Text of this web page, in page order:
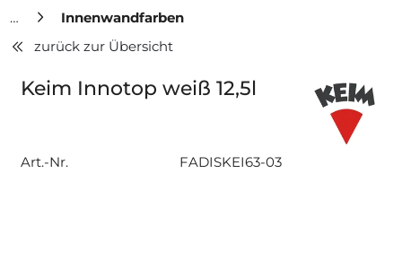
Innenwandfarben
zurück zur Übersicht
Keim Innotop weiß 12,5l
Art.-Nr. FADISKEI63-03